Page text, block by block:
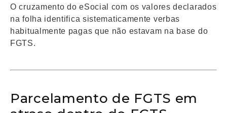
O cruzamento do eSocial com os valores declarados
na folha identifica sistematicamente verbas
habitualmente pagas que não estavam na base do
FGTS.
Parcelamento de FGTS em